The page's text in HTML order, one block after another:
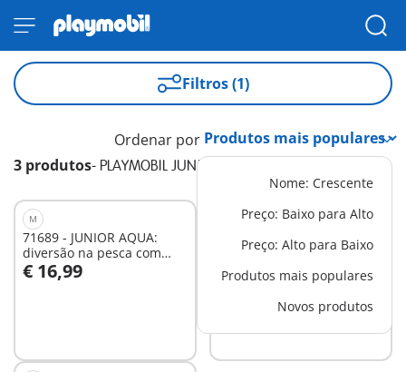
Filtros (1)
3 produtos- PLAYMOBIL JUNIOR AQUA
Ordenar por
Nome: Crescente
Preço: Baixo para Alto
Preço: Alto para Baixo
Produtos mais populares
Novos produtos
M
71689 - JUNIOR AQUA:
diversão na pesca com
animais marinhos
€ 16,99
Ao carrinho
71687 - JUNIOR AQUA: ilha
de banho com escorrega
€ 21,99
Ao carrinho